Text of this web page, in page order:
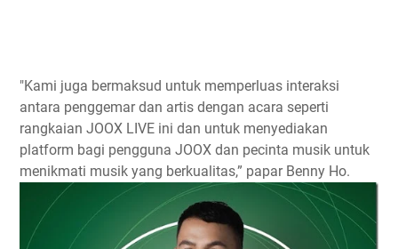
"Kami juga bermaksud untuk memperluas interaksi
antara penggemar dan artis dengan acara seperti
rangkaian JOOX LIVE ini dan untuk menyediakan
platform bagi pengguna JOOX dan pecinta musik untuk
menikmati musik yang berkualitas,” papar Benny Ho.